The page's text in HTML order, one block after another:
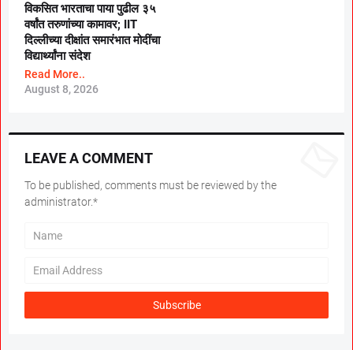
विकसित भारताचा पाया पुढील ३५
वर्षांत तरुणांच्या कामावर; IIT
दिल्लीच्या दीक्षांत समारंभात मोदींचा
विद्यार्थ्यांना संदेश
Read More..
August 8, 2026
LEAVE A COMMENT
To be published, comments must be reviewed by the
administrator.*